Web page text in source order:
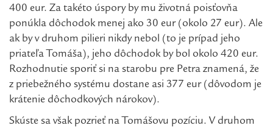
400 eur. Za takéto úspory by mu životná poisťovňa
ponúkla dôchodok menej ako 30 eur (okolo 27 eur). Ale
ak by v druhom pilieri nikdy nebol (to je prípad jeho
priateľa Tomáša), jeho dôchodok by bol okolo 420 eur.
Rozhodnutie sporiť si na starobu pre Petra znamená, že
z priebežného systému dostane asi 377 eur (dôvodom je
krátenie dôchodkových nárokov).
Skúste sa však pozrieť na Tomášovu pozíciu. V druhom